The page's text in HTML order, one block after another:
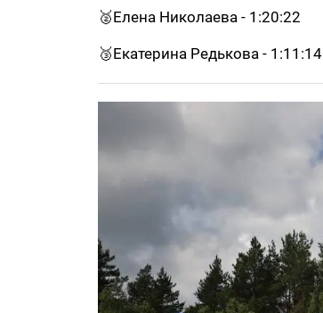
🥈Елена Николаева - 1:20:22
🥉Екатерина Редькова - 1:11:14